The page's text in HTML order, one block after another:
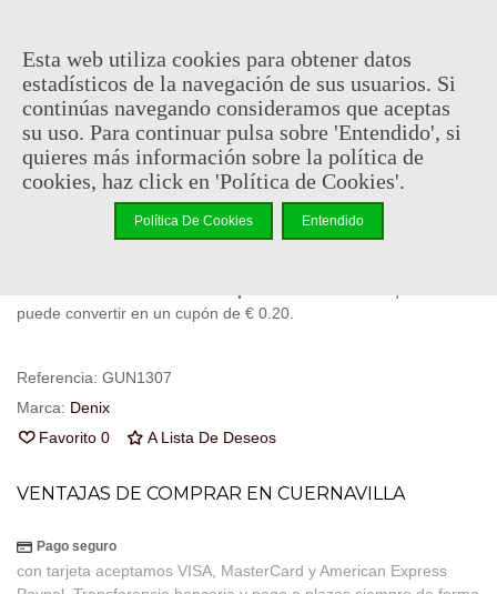
Consultar disponibilidad
-
Añadir Al Carrito
Código QR Compartir
puede convertir en un cupón de € 0.20
Referencia: GUN1307
Marca: Denix
Favorito 0 A Lista De Deseos
VENTAJAS DE COMPRAR EN CUERNAVILLA
Pago seguro
con tarjeta aceptamos VISA, MasterCard y American Express
Esta web utiliza cookies para obtener datos
estadísticos de la navegación de sus usuarios. Si
continúas navegando consideramos que aceptas
su uso. Para continuar pulsa sobre 'Entendido', si
quieres más información sobre la política de
cookies, haz click en 'Política de Cookies'.
Política De Cookies Entendido